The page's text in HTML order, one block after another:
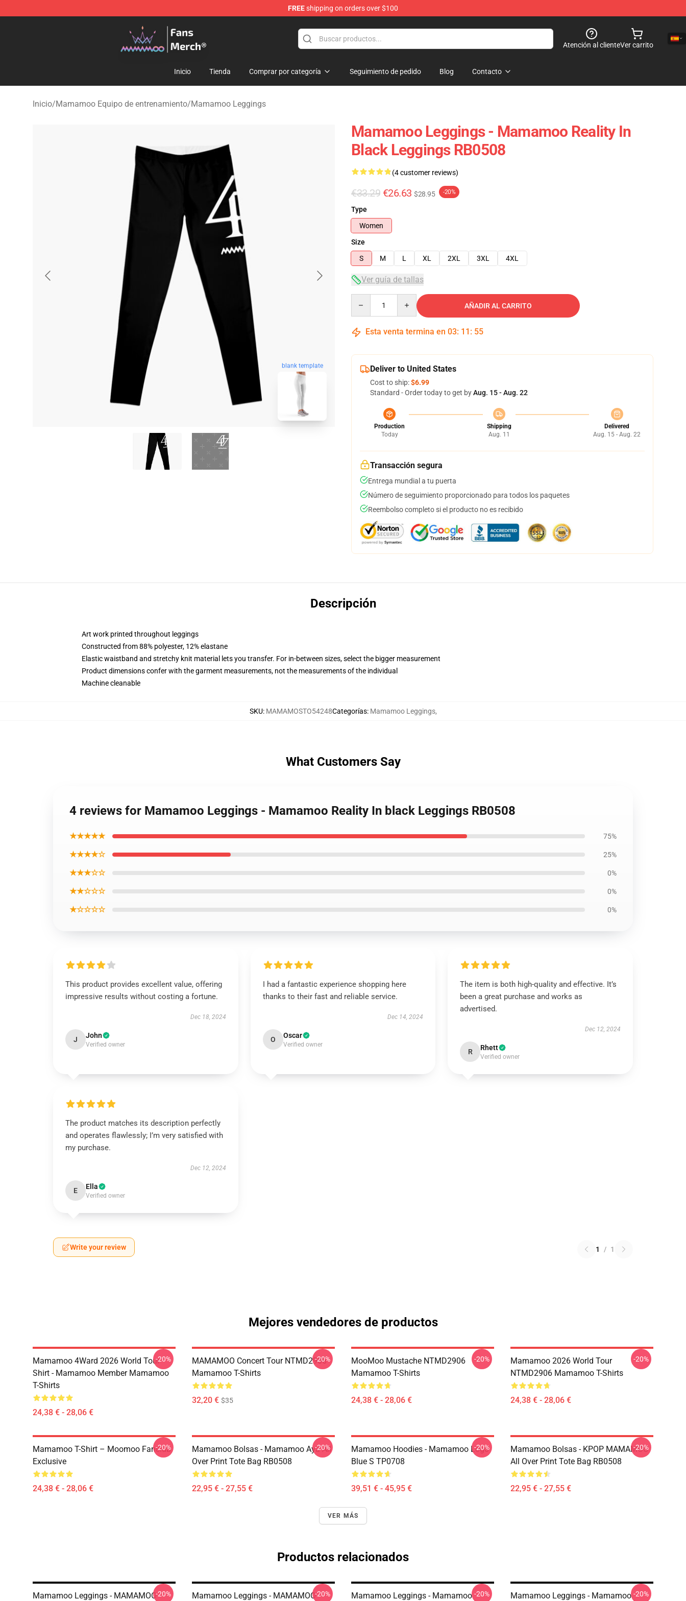
FREEshipping on orders over $100
Mamamoo Store - Official Mamamoo Merchandise Shop
Atención al clienteVer carrito
Inicio Tienda Comprar por categoría Seguimiento de pedido Blog Contacto
Inicio/Mamamoo Equipo de entrenamiento/Mamamoo Leggings
blank template
Mamamoo Leggings - Mamamoo Reality In
Black Leggings RB0508
(4 customer reviews)
€33.29 €26.63 $28.95 -20%
Type
Women
Size
S
M L XL 2XL 3XL 4XL
Ver guía de tallas
AÑADIR AL CARRITO
Esta venta termina en 03: 11 : 54
Deliver to United States
Cost to ship:$6.99
Standard - Order today to get byAug. 15 - Aug. 22
Production
Today
Shipping
Aug. 11
Delivered
Aug. 15 - Aug. 22
Transacción segura
Entrega mundial a tu puerta
Número de seguimiento proporcionado para todos los paquetes
Reembolso completo si el producto no es recibido
Descripción
Art work printed throughout leggings
Constructed from 88% polyester, 12% elastane
Elastic waistband and stretchy knit material lets you transfer. For in-between sizes, select the bigger measurement
Product dimensions confer with the garment measurements, not the measurements of the individual
Machine cleanable
SKU: MAMAMOSTO54248Categorías: Mamamoo Leggings,
What Customers Say
4 reviews for Mamamoo Leggings - Mamamoo Reality In black Leggings RB0508
★★★★★ 75%
★★★★☆ 25%
★★★☆☆ 0%
★★☆☆☆ 0%
★☆☆☆☆ 0%
This product provides excellent value, offering
impressive results without costing a fortune.
Dec 18, 2024
J John
Verified owner
I had a fantastic experience shopping here
thanks to their fast and reliable service.
Dec 14, 2024
O Oscar
Verified owner
The item is both high-quality and effective. It’s
been a great purchase and works as
advertised.
Dec 12, 2024
R Rhett
Verified owner
The product matches its description perfectly
and operates flawlessly; I’m very satisfied with
my purchase.
Dec 12, 2024
E Ella
Verified owner
Write your review 1 / 1
Mejores vendedores de productos
Mamamoo 4Ward 2026 World Tour
Shirt - Mamamoo Member Mamamoo
T-Shirts
24,38 € - 28,06 €
-20%
MAMAMOO Concert Tour NTMD2906
Mamamoo T-Shirts
32,20 € $35
-20%
MooMoo Mustache NTMD2906
Mamamoo T-Shirts
24,38 € - 28,06 €
-20%
Mamamoo 2026 World Tour
NTMD2906 Mamamoo T-Shirts
24,38 € - 28,06 €
-20%
Mamamoo T-Shirt – Moomoo Fanclub
Exclusive
24,38 € - 28,06 €
-20%
Mamamoo Bolsas - Mamamoo Aya All
Over Print Tote Bag RB0508
22,95 € - 27,55 €
-20%
Mamamoo Hoodies - Mamamoo Logo
Blue S TP0708
39,51 € - 45,95 €
-20%
Mamamoo Bolsas - KPOP MAMAMOO
All Over Print Tote Bag RB0508
22,95 € - 27,55 €
-20%
VER MÁS
Productos relacionados
Mamamoo Leggings - MAMAMOO --20%
Mamamoo Leggings - MAMAMOO-20%
Mamamoo Leggings - Mamamoo -20%
Mamamoo Leggings - Mamamoo -20%